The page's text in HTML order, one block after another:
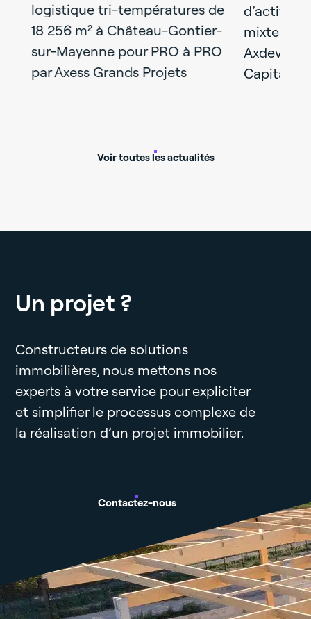
logistique tri-températures de
18 256 m² à Château-Gontier-
sur-Mayenne pour PRO à PRO
par Axess Grands Projets
mixtes
Axdev
Capital
Voir toutes les actualités
Un projet ?
Constructeurs de solutions
immobilières, nous mettons nos
experts à votre service pour expliciter
et simplifier le processus complexe de
la réalisation d’un projet immobilier.
Contactez-nous